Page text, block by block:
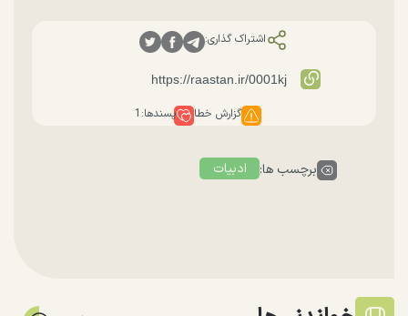
اشتراک گذاری:
گزارش خطا پسندها: 1
برچسب ها: ادبیات